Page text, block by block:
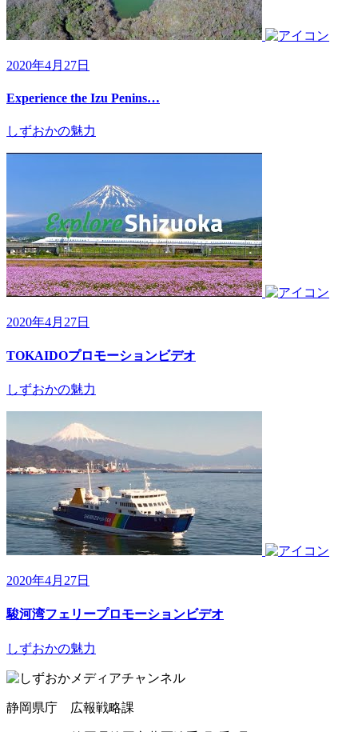
2020年4月27日
Experience the Izu Penins…
しずおかの魅力
2020年4月27日
TOKAIDOプロモーションビデオ
しずおかの魅力
2020年4月27日
駿河湾フェリープロモーションビデオ
しずおかの魅力
静岡県庁 広報戦略課